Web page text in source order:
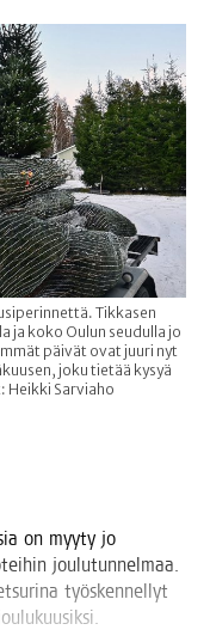
Tikkasen
ja koko Oulun seudulla jo
päivät ovat juuri nyt
joku tietää kysyä
Heikki Sarviaho
on myy­ty jo
jou­lu­tun­nel­maa.
työs­ken­nel­lyt